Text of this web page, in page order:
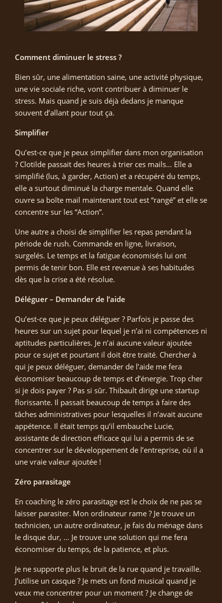
Comment diminuer le stress ?
Bien sûr, une alimentation saine, une activité physique,
une vie sociale riche, vont contribuer à diminuer le
stress. Mais quand je suis déjà dedans je manque
souvent d’allant pour tout ça.
Simplifier
Qu’est-ce que je peux simplifier dans mon organisation
? Clotilde passait des heures à trier ces mails… Elle a
simplifié (lus, à garder, Action) et a récupéré du temps,
elle a surtout diminué la charge mentale. Quand elle
ouvre sa boîte mail maintenant tout est “rangé” et elle se
concentre sur les “Action”.
Une autre a choisi de simplifier les repas pendant la
période de rush. Commande en ligne, livraison,
surgelés. Le temps et la fatigue économisés lui ont
permis de tenir bon. Elle est revenue à ses habitudes
dès que la crise a été résolue.
Déléguer – Demander de l’aide
Qu’est-ce que je peux déléguer ? Parfois je passe des
heures sur un sujet pour lequel je n’ai ni compétences ni
aptitudes particulières. Je n’ai aucune valeur ajoutée
pour ce sujet et pourtant il doit être traité. Chercher à
qui je peux déléguer, demander de l’aide me fera
économiser beaucoup de temps et d’énergie. Trop cher
si je dois payer ? Pas si sûr. Thibault dirige une startup
florissante. Il passait beaucoup de temps à faire des
tâches administratives pour lesquelles il n’avait aucune
appétence. Il était temps qu’il embauche Lucie,
assistante de direction efficace qui lui a permis de se
concentrer sur le développement de l’entreprise, où il a
une vraie valeur ajoutée !
Zéro parasitage
En coaching le zéro parasitage est le choix de ne pas se
laisser parasiter. Mon ordinateur rame ? Je trouve un
technicien, un autre ordinateur, je fais du ménage dans
le disque dur, … Je trouve une solution qui me fera
économiser du temps, de la patience, et plus.
Je ne supporte plus le bruit de la rue quand je travaille.
J’utilise un casque ? Je mets un fond musical quand je
veux me concentrer pour un moment ? Je change de